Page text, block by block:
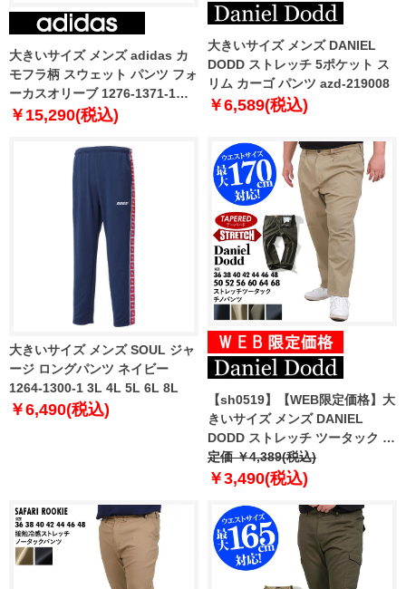
大きいサイズ メンズ adidas カ
モフラ柄 スウェット パンツ フォ
ーカスオリーブ 1276-1371-1
3XO 4XO 5XO 6XO 7XO 8XO
￥15,290(税込)
大きいサイズ メンズ DANIEL
DODD ストレッチ 5ポケット ス
リム カーゴ パンツ azd-219008
￥6,589(税込)
大きいサイズ メンズ SOUL ジャ
ージ ロングパンツ ネイビー
1264-1300-1 3L 4L 5L 6L 8L
￥6,490(税込)
【sh0519】【WEB限定価格】大
きいサイズ メンズ DANIEL
DODD ストレッチ ツータック チ
ノ パンツ チノパン テーパード
azp-210102
定価 ￥4,389(税込)
￥3,490(税込)